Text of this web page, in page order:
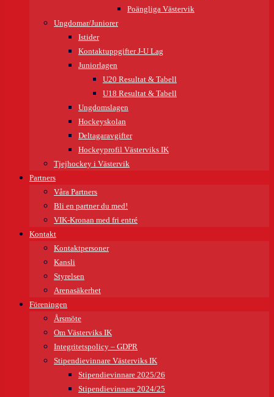
Poängliga Västervik
Ungdomar/Juniorer
Istider
Kontaktuppgifter J-U Lag
Juniorlagen
U20 Resultat & Tabell
U18 Resultat & Tabell
Ungdomslagen
Hockeyskolan
Deltagaravgifter
Hockeyprofil Västerviks IK
Tjejhockey i Västervik
Partners
Våra Partners
Bli en partner du med!
VIK-Kronan med fri entré
Kontakt
Kontaktpersoner
Kansli
Styrelsen
Arenasäkerhet
Föreningen
Årsmöte
Om Västerviks IK
Integritetspolicy – GDPR
Stipendievinnare Västerviks IK
Stipendievinnare 2025/26
Stipendievinnare 2024/25